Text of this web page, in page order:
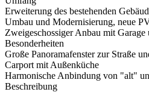
Erweiterung des bestehenden
Umbau und Modernisierung, neue
Zweigeschossiger Anbau mit Garage
Besonderheiten
Große Panoramafenster zur Straße
Carport mit Außenküche
Harmonische Anbindung von "alt"
Beschreibung